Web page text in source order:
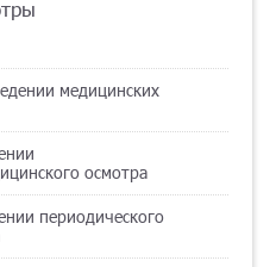
медицинских
осмотра
периодического